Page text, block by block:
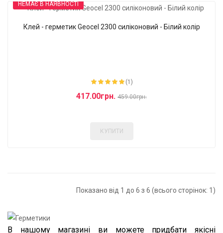
НЕМАЄ В НАЯВНОСТІ
-9%Клей - герметик Geocel 2300 силіконовий - Білий колір
(1)
417.00грн. 459.00грн.
КУПИТИ
Показано від 1 до 6 з 6 (всього сторінок: 1)
В нашому магазині ви можете придбати якісні